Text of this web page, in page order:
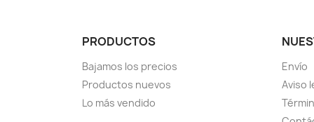
PRODUCTOS
Bajamos los precios
Productos nuevos
Lo más vendido
Envío
Aviso